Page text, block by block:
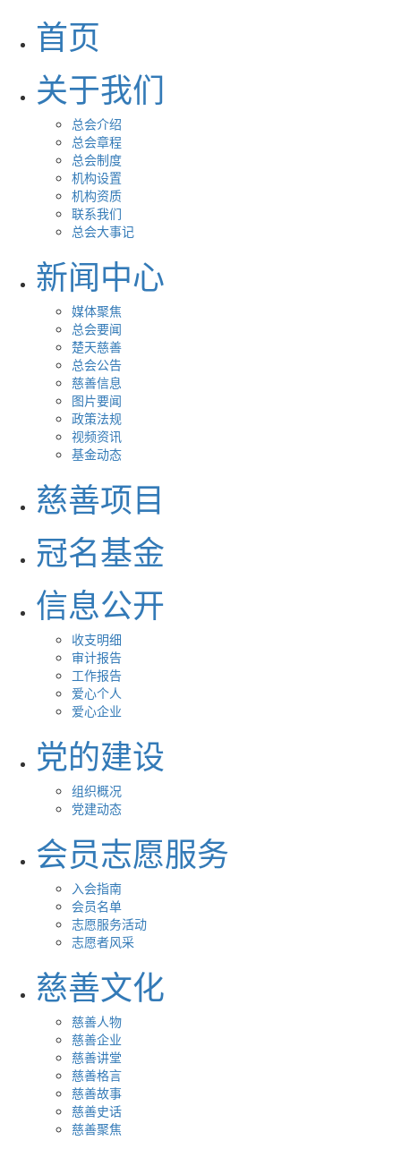
首页
关于我们
总会介绍
总会章程
总会制度
机构设置
机构资质
联系我们
总会大事记
新闻中心
媒体聚焦
总会要闻
楚天慈善
总会公告
慈善信息
图片要闻
政策法规
视频资讯
基金动态
慈善项目
冠名基金
信息公开
收支明细
审计报告
工作报告
爱心个人
爱心企业
党的建设
组织概况
党建动态
会员志愿服务
入会指南
会员名单
志愿服务活动
志愿者风采
慈善文化
慈善人物
慈善企业
慈善讲堂
慈善格言
慈善故事
慈善史话
慈善聚焦